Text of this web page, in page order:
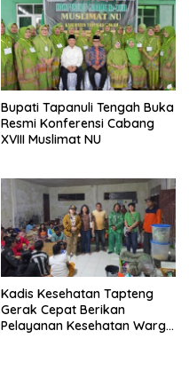
Bupati Tapanuli Tengah Buka
Resmi Konferensi Cabang
XVIII Muslimat NU
Kadis Kesehatan Tapteng
Gerak Cepat Berikan
Pelayanan Kesehatan Warga